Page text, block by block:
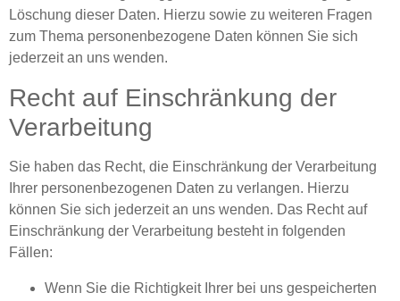
Löschung dieser Daten. Hierzu sowie zu weiteren Fragen
zum Thema personenbezogene Daten können Sie sich
jederzeit an uns wenden.
Recht auf Einschränkung der
Verarbeitung
Sie haben das Recht, die Einschränkung der Verarbeitung
Ihrer personenbezogenen Daten zu verlangen. Hierzu
können Sie sich jederzeit an uns wenden. Das Recht auf
Einschränkung der Verarbeitung besteht in folgenden
Fällen:
Wenn Sie die Richtigkeit Ihrer bei uns gespeicherten